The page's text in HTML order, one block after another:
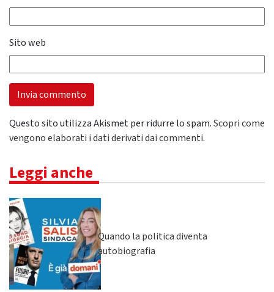
Sito web
Questo sito utilizza Akismet per ridurre lo spam.Scopri come
vengono elaborati i dati derivati dai commenti.
Leggi anche
Quando la politica diventa
autobiografia